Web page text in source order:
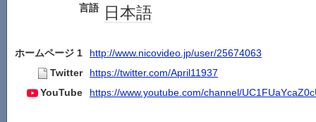
言語 日本語
ホームページ 1
http://www.nicovideo.jp/user/25674063
Twitter
https://twitter.com/April11937
YouTube
https://www.youtube.com/channel/